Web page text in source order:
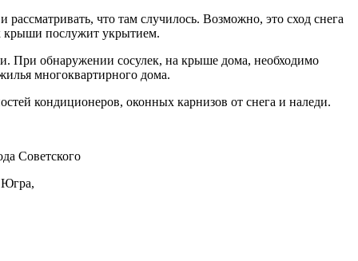
что там случилось. Возможно, это сход снега
крыши послужит укрытием.
При обнаружении сосулек, на крыше дома, необходимо
многоквартирного дома.
кондиционеров, оконных карнизов от снега и наледи.
Советского
Югра,